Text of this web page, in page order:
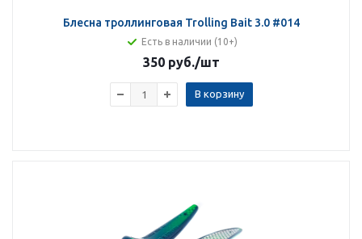
Блесна троллинговая Trolling Bait 3.0 #014
Есть в наличии (10+)
350 руб./шт
В корзину